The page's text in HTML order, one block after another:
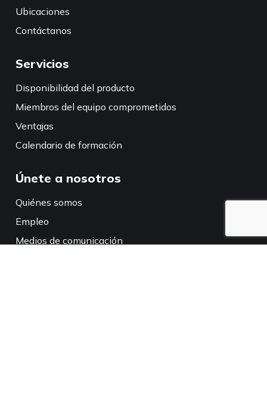
Ubicaciones
Contáctanos
Servicios
Disponibilidad del producto
Miembros del equipo comprometidos
Ventajas
Calendario de formación
Únete a nosotros
Quiénes somos
Empleo
Medios de comunicación